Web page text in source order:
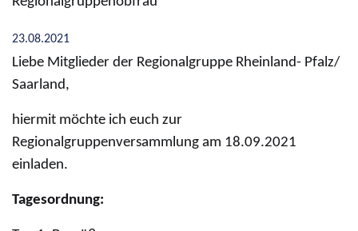
23.08.2021
Liebe Mitglieder der Regionalgruppe Rheinland- Pfalz/
Saarland,
hiermit möchte ich euch zur
Regionalgruppenversammlung am 18.09.2021
einladen.
Tagesordnung: